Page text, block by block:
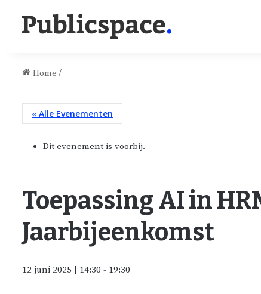
Home /
« Alle Evenementen
Dit evenement is voorbij.
Toepassing AI in
Jaarbijeenkomst
12 juni 2025 | 14:30 - 19:30